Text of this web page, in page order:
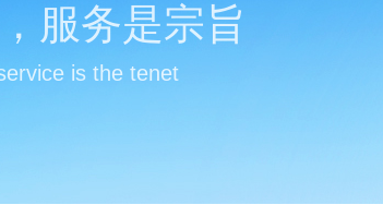
服务是宗旨
is the tenet